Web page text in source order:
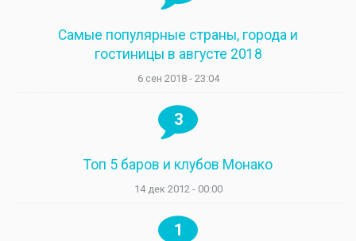
Самые популярные страны, города и
гостиницы в августе 2018
6 сен 2018 - 23:04
3
Топ 5 баров и клубов Монако
14 дек 2012 - 00:00
1